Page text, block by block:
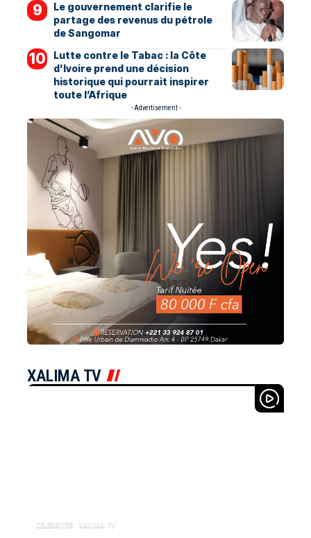
Le gouvernement clarifie le
partage des revenus du pétrole
de Sangomar
Lutte contre le Tabac : la Côte
d’Ivoire prend une décision
historique qui pourrait inspirer
toute l’Afrique
- Advertisement -
XALIMA TV
CELEBRITES XALIMA TV